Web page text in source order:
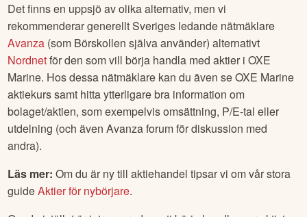
Det finns en uppsjö av olika alternativ, men vi
rekommenderar generellt Sveriges ledande nätmäklare
Avanza (som Börskollen själva använder) alternativt
Nordnetför den som vill börja handla med aktier iOXE
Marine. Hos dessa nätmäklare kan du även seOXE Marine
aktiekurs samt hitta ytterligare bra information om
bolaget/aktien, som exempelvis omsättning, P/E-tal eller
utdelning (och även Avanza forum för diskussion med
andra).
Läs mer: Om du är ny till aktiehandel tipsar vi om vår stora
guideAktier för nybörjare.